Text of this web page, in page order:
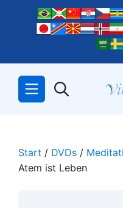
springen
Start / DVDs /
Atem ist Leben